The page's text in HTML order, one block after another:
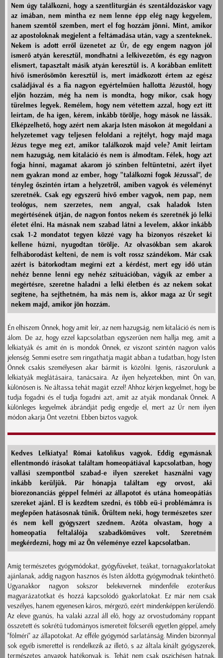
Nem úgy találkozni, hogy a szentliturgián és szentáldozáskor vagy
az imában, nem mintha ez nem lenne épp elég nagy kegyelem,
hanem szemtől szemben, mert el fog hozzám jönni. Mint, amikor
az apostoloknak megjelent a feltámadása után, vagy a szenteknek.
Nekem is adott erről üzenetet az Úr, de egy engem nagyon jól
ismerő atyán keresztül, mondhatni a lelkivezetőm, és egy nagyon
elismert, tapasztalt másik atyán keresztül is. A korábban említett
hívő ismerősömön keresztül is, mert imádkozott értem az egész
családjával és a fia nagyon egyértelműen hallotta Jézustól, hogy
eljön hozzám, még ha nem is mondta, hogy mikor, csak hogy
türelmes legyek. Remélem, hogy nem vétettem azzal, hogy ezt itt
leírtam, de ha igen, kérem, inkább törölje, hogy mások ne lássák.
Elképzelhető, hogy azért nem akarja Isten másokon át megoldani a
helyzetemet vagy teljesen feloldani a rejtélyt, hogy majd maga
Jézus tegye meg ezt, amikor találkozok majd vele? Amit leírtam
nem hazugság, nem kitaláció és nem is álmodtam. Félek, hogy azt
fogja hinni, magamat akarom jó színben feltüntetni, azért ilyet
nem gyakran mond az ember, hogy "találkozni fogok Jézussal", de
tényleg őszintén írtam a helyzetről, amiben vagyok és véleményt
szeretnék. Csak egy egyszerű hívő ember vagyok, nem pap, nem
teológus, nem szerzetes, nem angyal, csak haladok Isten
megértésének útján, de nagyon fontos nekem és szeretnék jó lelki
életet élni. Ha másnak nem szabad látni a levelem, akkor inkább
csak 1-2 mondatot tegyen közzé vagy ha bizonyos részeket ki
kellene húzni, nyugodtan törölje. Az olvasókban sem akarok
felháborodást kelteni, de nem is volt rossz szándékom. Már csak
azért is bátorkodtam megírni ezt a kérdést, mert egy idő után
nehéz benne lenni egy nehéz szituációban, vágyik az ember a
megértésre, szeretne haladni a lelki életben és az nekem sokat
segítene, ha sejthetném, ha más nem is, akkor maga az Úr segít
nekem majd, amikor jön hozzám.
Én elhiszem Önnek, hogy amit leír, az nem hazugság, nem kitaláció és nem is
álom. De az, hogy ezzel kapcsolatban egyszerűen nem hallja meg, amit a
lelkiatyák és amit én is mondok Önnek, ez viszont szintén nagyon valós
jelenség. Semmi esetre sem ringathatja magát abban a tudatban, hogy Isten
Önnek csakis személyesen akar bármit is közölni. Igenis, rászorulunk a
lelkiatyák meglátásaira, tanácsaira. Az ilyen helyzetekben, mint Ön van,
különösen is. Ne áltassa tehát magát ezzel! Ahhoz kérjen kegyelmet, hogy be
tudja fogadni és el tudja fogadni azt, amit az atyák mondanak Önnek. A
különleges kegyelmek ábrándját pedig engedje el, mert az Úr nem ilyen
módon akarja Önt vezetni. Ebben biztos vagyok.
Kedves Lelkiatya! Római katolikus vagyok. Eddig egymásnak
ellentmondó írásokat találtam homeopátiával kapcsolatban, hogy
vallási szempontból szabad-e ilyen szereket használni vagy
inkább kerüljük. Pár hónapja találtam egy orvost, aki
biorezonanciás géppel felméri az állapotot és utána homeopátiás
szereket ajánl. El is kezdtem szedni, és több eü-i problémámra is
meglepően hatásosnak tűnik. Örültem neki, hogy természetes szer
és nem kell gyógyszert szednem. Azóta olvastam, hogy a
homeopatia feltalálója szabadköműves volt. Szeretném
megkérdezni, hogy mi az Ön véleménye ezzel kapcsolatban.
Amíg természetes gyógymódokat, gyógyfüveket, teákat, tornagyakorlatokat
ajánlanak, addig nagyon hasznos és Isten áldotta gyógymodnak tekinthető.
Ugyanakkor nagyon sokszor belekevernek mindenféle ezoterikus
magyarázatotkat és hozzá kapcsolódó gyakorlatokat. Ez már nem csak
veszélyes, hanem egyenesen káros, mérgező, ezért mindenképpen kerülendő.
Az eleve gyanús, ha valaki azzal áll elő, hogy az orvostudomány roppant
összetett és sokrétű tudományos ismereteit fölcseréli egyetlen géppel, amely
"fölméri" az állapotokat. Az efféle gyógymód sarlatánság. Minden bizonnyal
sok egyéb ismerettel is rendelkezik az illető, s az általa kínált gyógyszerek,
természetes anyagok hatékonyak is. Tehát nem csak pszichésen hatnak,